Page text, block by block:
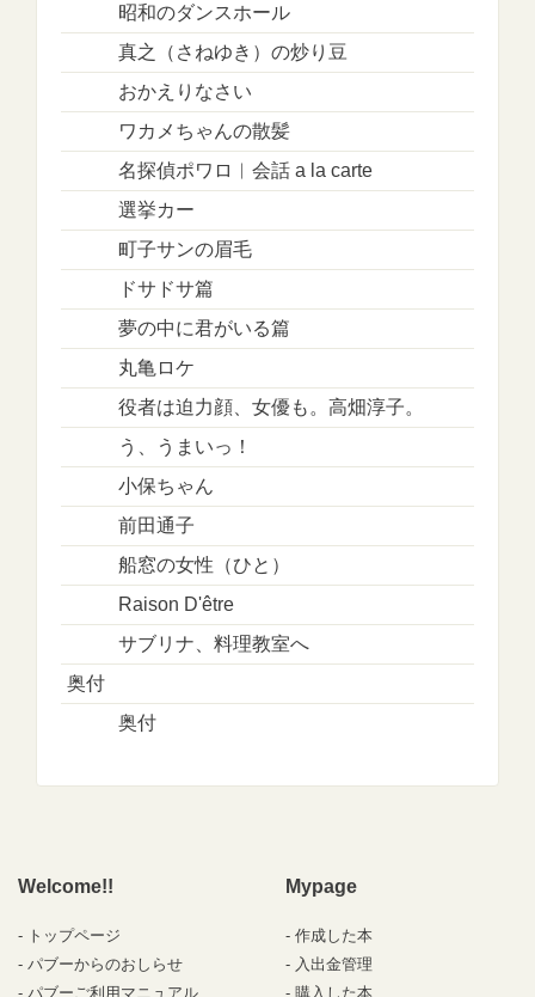
昭和のダンスホール
真之（さねゆき）の炒り豆
おかえりなさい
ワカメちゃんの散髪
名探偵ポワロ︱会話 a la carte
選挙カー
町子サンの眉毛
ドサドサ篇
夢の中に君がいる篇
丸亀ロケ
役者は迫力顔、女優も。高畑淳子。
う、うまいっ！
小保ちゃん
前田通子
船窓の女性（ひと）
Raison D'être
サブリナ、料理教室へ
奥付
奥付
Welcome!!
トップページ
パブーからのおしらせ
パブーご利用マニュアル
Mypage
作成した本
入出金管理
購入した本